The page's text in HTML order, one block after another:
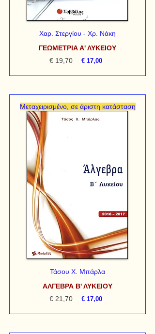
Χαρ. Στεργίου - Χρ. Νάκη
ΓΕΩΜΕΤΡΙΑ Α' ΛΥΚΕΙΟΥ
€ 19,70
€ 17,00
Μεταχειρισμένο, σε άριστη κατάσταση
Τάσου Χ. Μπάρλα
ΑΛΓΕΒΡΑ Β' ΛΥΚΕΙΟΥ
€ 21,70
€ 17,00